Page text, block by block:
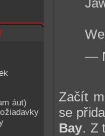
áut)
—
Začít
se
Bay. Z